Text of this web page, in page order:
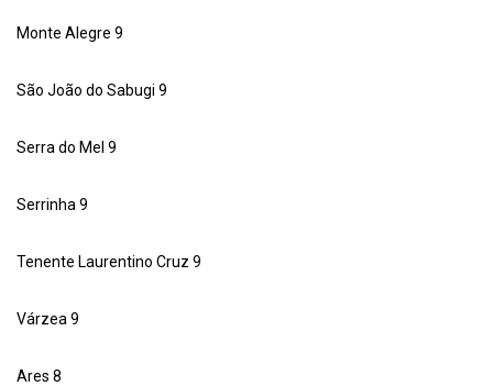
Monte Alegre 9
São João do Sabugi 9
Serra do Mel 9
Serrinha 9
Tenente Laurentino Cruz 9
Várzea 9
Ares 8